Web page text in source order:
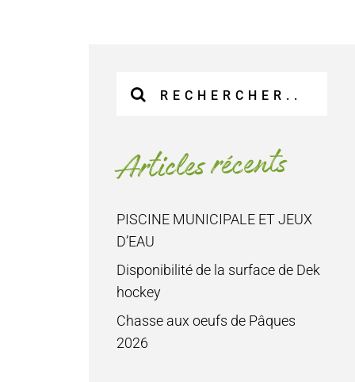
sur
:Articles récents
PISCINE MUNICIPALE ET JEUX
D’EAU
Disponibilité de la surface de Dek
hockey
Chasse aux oeufs de Pâques
2026